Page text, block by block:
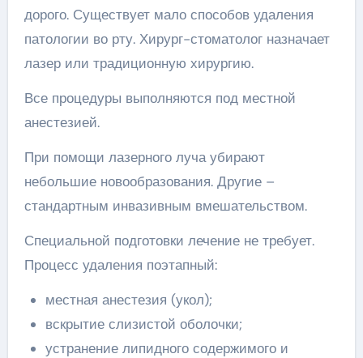
дорого. Существует мало способов удаления
патологии во рту. Хирург-стоматолог назначает
лазер или традиционную хирургию.
Все процедуры выполняются под местной
анестезией.
При помощи лазерного луча убирают
небольшие новообразования. Другие –
стандартным инвазивным вмешательством.
Специальной подготовки лечение не требует.
Процесс удаления поэтапный:
местная анестезия (укол);
вскрытие слизистой оболочки;
устранение липидного содержимого и